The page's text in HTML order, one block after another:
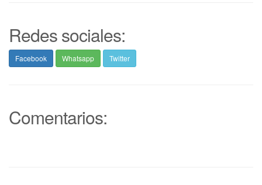
Redes sociales:
Facebook Whatsapp Twitter
Comentarios: